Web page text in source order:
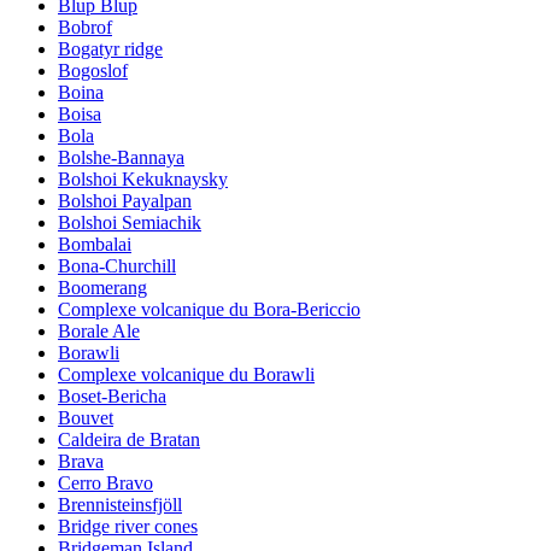
Blup Blup
Bobrof
Bogatyr ridge
Bogoslof
Boina
Boisa
Bola
Bolshe-Bannaya
Bolshoi Kekuknaysky
Bolshoi Payalpan
Bolshoi Semiachik
Bombalai
Bona-Churchill
Boomerang
Complexe volcanique du Bora-Bericcio
Borale Ale
Borawli
Complexe volcanique du Borawli
Boset-Bericha
Bouvet
Caldeira de Bratan
Brava
Cerro Bravo
Brennisteinsfjöll
Bridge river cones